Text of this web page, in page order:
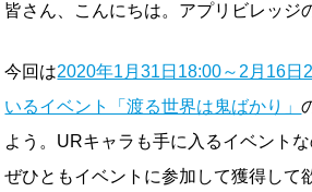
皆さん、こんにちは。アプリビレッジ
今回は2020年1月31日18:00～2月16日
いるイベント「渡る世界は鬼ばかり」
よう。URキャラも手に入るイベント
ぜひともイベントに参加して獲得して